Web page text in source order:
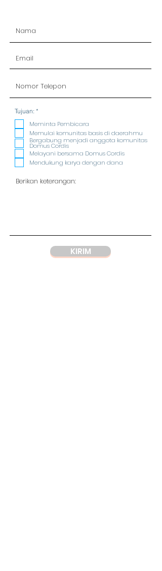
Tujuan: *
q
i
r
e
d
Meminta Pembicara
Memulai komunitas basis di daerahmu
Bergabung menjadi anggota komunitas
Domus Cordis
Melayani bersama Domus Cordis
Mendukung karya dengan dana
KIRIM